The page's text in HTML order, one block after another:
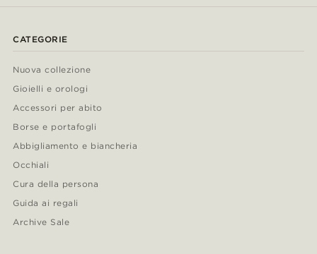
CATEGORIE
Nuova collezione
Gioielli e orologi
Accessori per abito
Borse e portafogli
Abbigliamento e biancheria
Occhiali
Cura della persona
Guida ai regali
Archive Sale